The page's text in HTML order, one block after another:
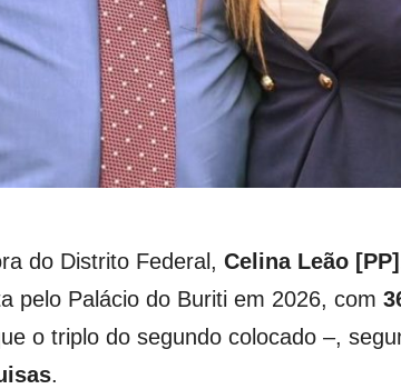
do Distrito Federal, Celina Leão [PP]
pelo Palácio do Buriti em 2026, com
o triplo do segundo colocado –,
.